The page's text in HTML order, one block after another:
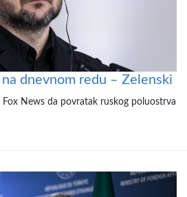
dnevnom redu – Zelenski
Fox News da povratak ruskog poluostrva